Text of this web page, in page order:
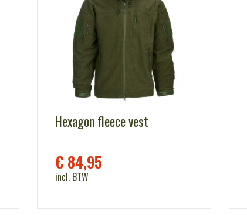
Hexagon fleece vest
€ 84,95
incl. BTW